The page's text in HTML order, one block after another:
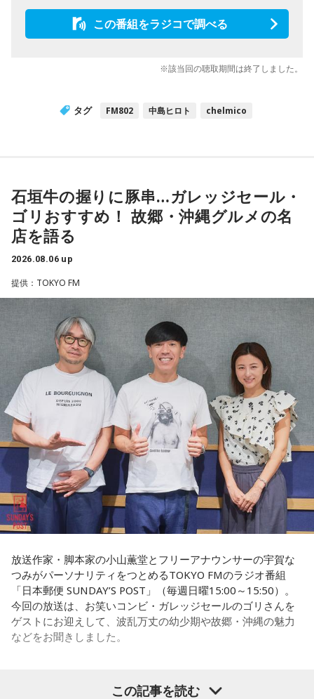
この番組をラジコで調べる
※該当回の聴取期間は終了しました。
タグ FM802 中島ヒロト chelmico
石垣牛の握りに豚串…ガレッジセール・
ゴリおすすめ！ 故郷・沖縄グルメの名
店を語る
2026.08.06 up
提供：TOKYO FM
放送作家・脚本家の小山薫堂とフリーアナウンサーの宇賀な
つみがパーソナリティをつとめるTOKYO FMのラジオ番組
「日本郵便 SUNDAY’S POST」（毎週日曜15:00～15:50）。
今回の放送は、お笑いコンビ・ガレッジセールのゴリさんを
ゲストにお迎えして、波乱万丈の幼少期や故郷・沖縄の魅力
などをお聞きしました。
（左から）パーソナリティの小山薫堂、ゴリさん、宇賀なつ
この記事を読む